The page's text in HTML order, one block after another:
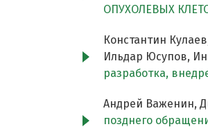
ОПУХОЛЕВЫХ
Константин
Ильдар Юсупов,
разработка,
Андрей Важенин,
позднего